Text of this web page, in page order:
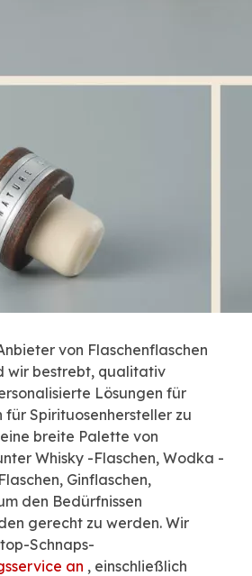
von Flaschenflaschen
wir bestrebt, qualitativ
Lösungen für
für Spirituosenhersteller zu
breite Palette von
Whisky -Flaschen, Wodka -
Ginflaschen,
den Bedürfnissen
gerecht zu werden. Wir
Schnaps-
an , einschließlich